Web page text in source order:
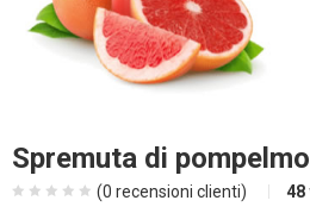
Spremuta di
(0 recensioni clienti) 48